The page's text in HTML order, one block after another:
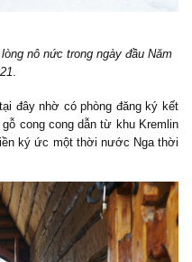
nô nức trong ngày đầu Năm
đây nhờ có phòng đăng ký kết
cong cong dẫn từ khu Kremlin
ký ức một thời nước Nga thời